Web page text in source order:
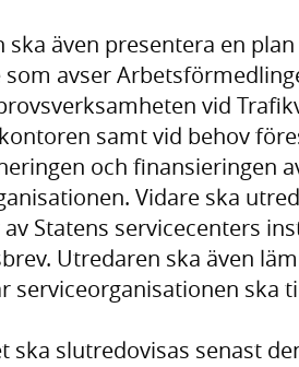
ska även presentera en
som avser
vid
samt vid behov
och finansieringen
Vidare ska
Statens servicecenters
Utredaren ska även
serviceorganisationen ska
ska slutredovisas senast